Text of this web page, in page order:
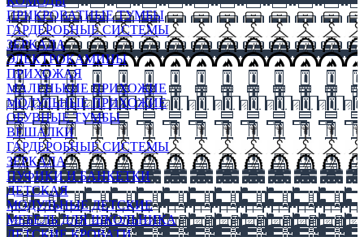
ПРИКРОВАТНЫЕ ТУМБЫ
ГАРДЕРОБНЫЕ СИСТЕМЫ
ЗЕРКАЛА
ЭЛЕКТРОКАМИНЫ
ПРИХОЖАЯ
МАЛЕНЬКИЕ ПРИХОЖИЕ
МОДУЛЬНЫЕ ПРИХОЖИЕ
ОБУВНЫЕ ТУМБЫ
ВЕШАЛКИ
ГАРДЕРОБНЫЕ СИСТЕМЫ
ЗЕРКАЛА
ПУФИКИ И БАНКЕТКИ
ДЕТСКАЯ
МОДУЛЬНЫЕ ДЕТСКИЕ
МЕБЕЛЬ ДЛЯ ШКОЛЬНИКА